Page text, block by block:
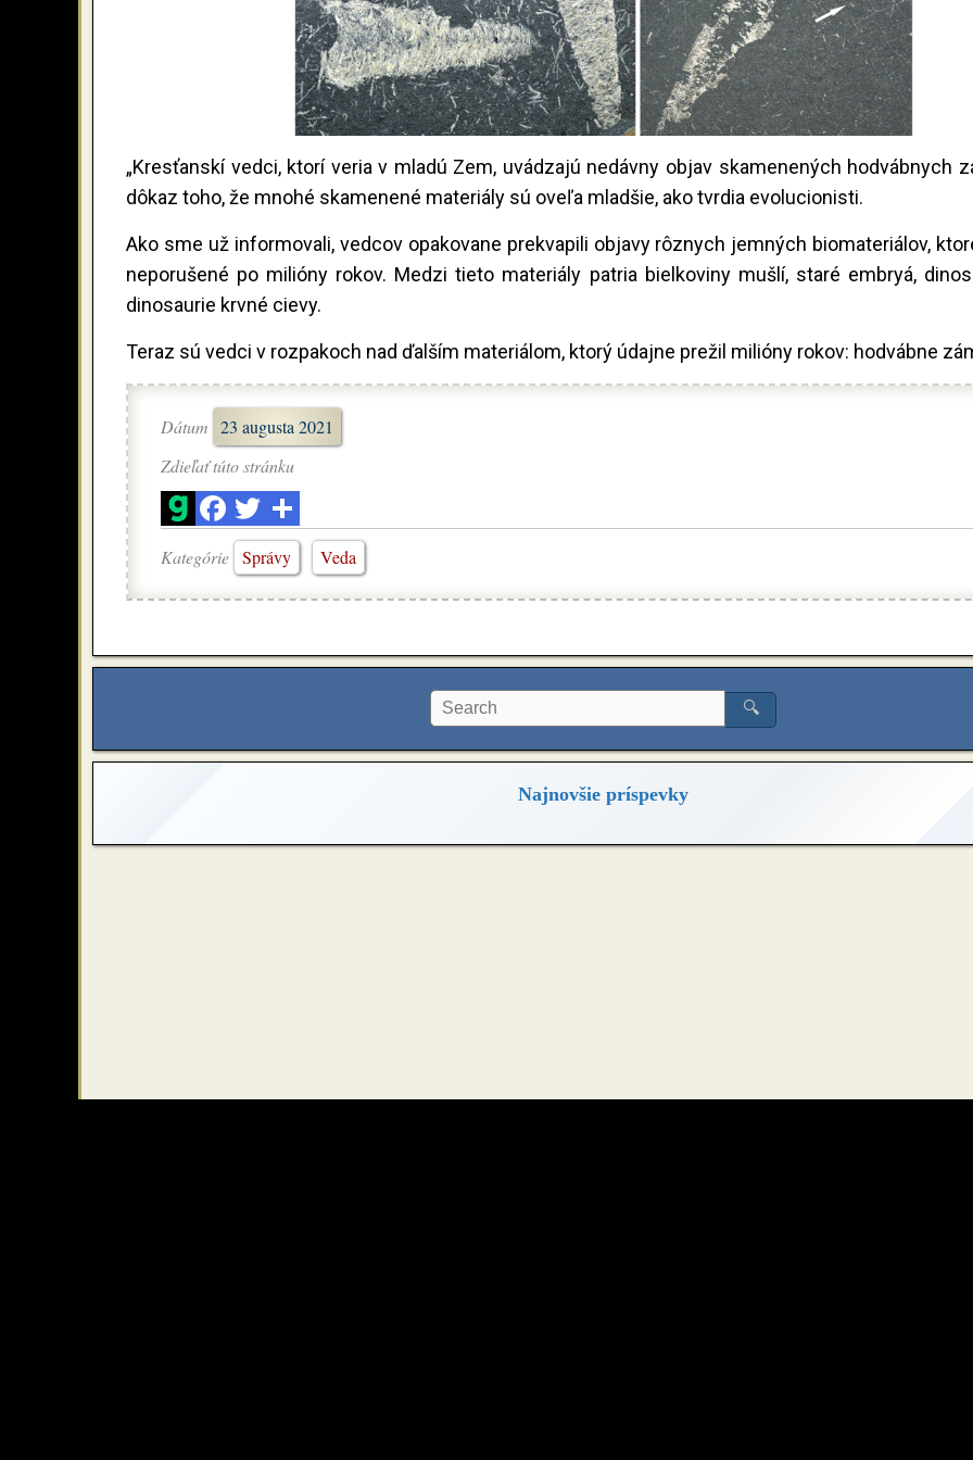
„Kresťanskí vedci, ktorí veria v mladú Zem, uvádzajú nedávny objav skamenených hodvábnych
dôkaz toho, že mnohé skamenené materiály sú oveľa mladšie, ako tvrdia evolucionisti.
Ako sme už informovali, vedcov opakovane prekvapili objavy rôznych jemných biomateriálov,
neporušené po milióny rokov. Medzi tieto materiály patria bielkoviny mušlí, staré embryá,
dinosaurie krvné cievy.
Teraz sú vedci v rozpakoch nad ďalším materiálom, ktorý údajne prežil milióny rokov: hodvábne
Dátum 23 augusta 2021
Zdieľať túto stránku
Kategórie Správy Veda
🔍
Najnovšie príspevky